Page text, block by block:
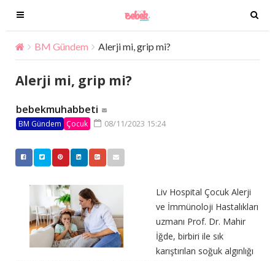
T
o
g
g
e
n
a
v
i
T
o
g
t
i
BM Gündem Alerji mi, grip mi?
Alerji mi, grip mi?
bebekmuhabbeti
BM Gündem Çocuk 08/11/2023 15:24
Liv Hospital Çocuk Alerji
ve İmmünoloji Hastalıkları
uzmanı Prof. Dr. Mahir
İğde, birbiri ile sık
karıştırılan soğuk algınlığı